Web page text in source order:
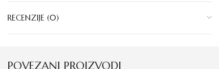
RECENZIJE (0)
POVEZANI PROIZVODI